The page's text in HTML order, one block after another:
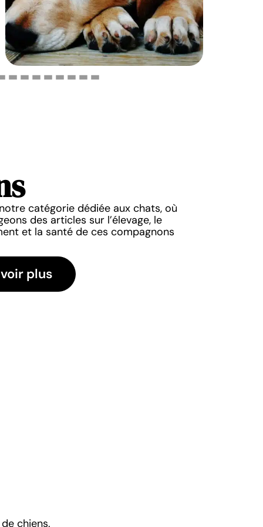
la maison : signification
à connaître !
10 mars 2026
Les meilleurs
catégorie dédiée aux chats, où
des articles sur l’élevage, le
et la santé de ces compagnons
plus
chiens.